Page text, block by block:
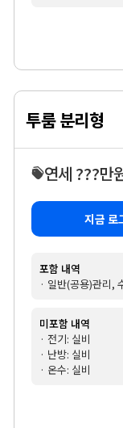
투룸 분리형
연세 ???만
지금 로
포함 내역
· 일반(공용)관리,
미포함 내역
· 전기: 실비
· 난방: 실비
· 온수: 실비